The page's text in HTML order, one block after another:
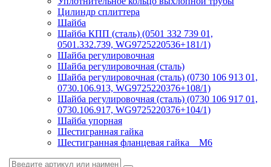
Цилиндр сплиттера
Шайба
Шайба КПП (сталь) (0501 332 739 01,
0501.332.739, WG9725220536+181/1)
Шайба регулировочная
Шайба регулировочная (сталь)
Шайба регулировочная (сталь) (0730 106 913 01,
0730.106.913, WG9725220376+108/1)
Шайба регулировочная (сталь) (0730 106 917 01,
0730.106.917, WG9725220376+104/1)
Шайба упорная
Шестигранная гайка
Шестигранная фланцевая гайка _ M6